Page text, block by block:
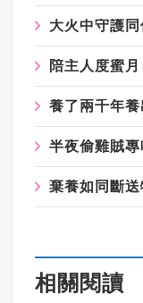
相關閱讀